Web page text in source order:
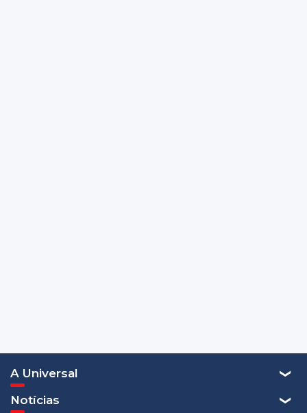
A Universal
Notícias